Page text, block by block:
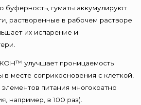
буферность, гуматы аккумулируют
растворенные в рабочем растворе
их испарение и
улучшает проницаемость
в месте соприкосновения с клеткой,
питания многократно
например, в 100 раз).